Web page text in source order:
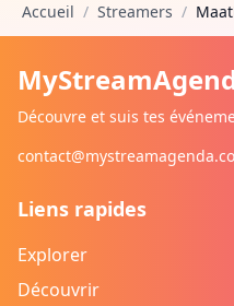
Accueil / Streamers /
Découvre et suis tes
Liens rapides
Explorer
Découvrir